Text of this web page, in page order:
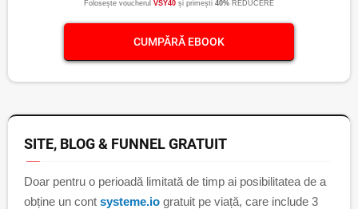
Folosește voucherul VSY40 și primești 40% REDUCERE
CUMPĂRĂ EBOOK
SITE, BLOG & FUNNEL GRATUIT
Doar pentru o perioadă limitată de timp ai posibilitatea de a
obține un cont systeme.io gratuit pe viață, care include 3